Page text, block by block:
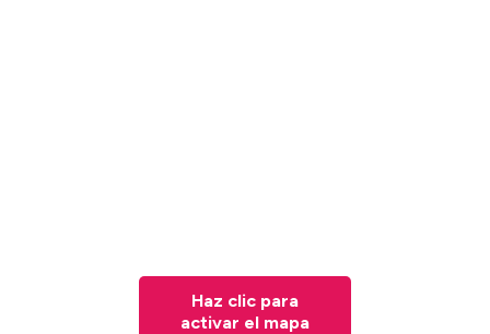
Haz clic para
activar el mapa